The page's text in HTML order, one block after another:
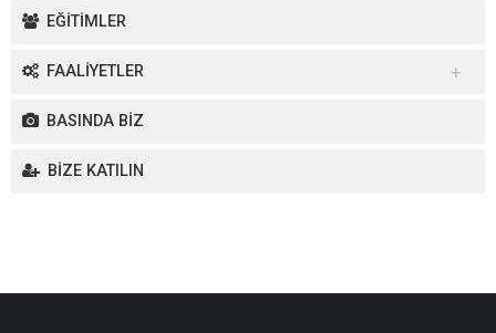
EĞİTİMLER
FAALİYETLER
Yurt İçi Faaliyetler
Yurt Dışı Faaliyetler
BASINDA BİZ
BİZE KATILIN